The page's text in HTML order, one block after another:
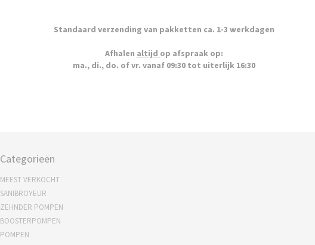
Standaard verzending van pakketten ca. 1-3 werkdagen
Afhalen altijd op afspraak op:
ma., di., do. of vr. vanaf 09:30 tot uiterlijk 16:30
Categorieën
MEEST VERKOCHT
SANIBROYEUR
ZEHNDER POMPEN
BOOSTERPOMPEN
POMPEN